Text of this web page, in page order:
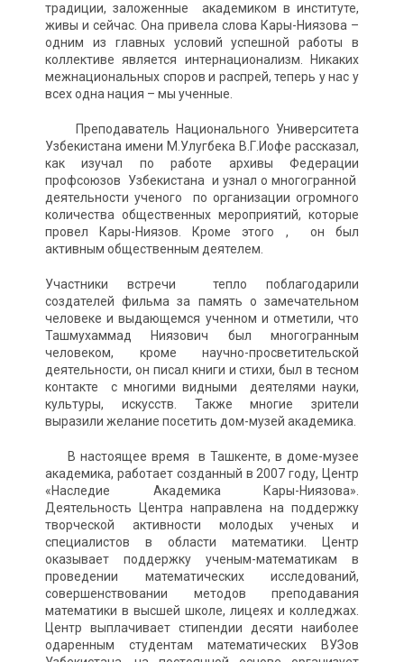
традиции, заложенные академиком в институте,
живы и сейчас. Она привела слова Кары-Ниязова –
одним из главных условий успешной работы в
коллективе является интернационализм. Никаких
межнациональных споров и распрей, теперь у нас у
всех одна нация – мы ученные.
Преподаватель Национального Университета
Узбекистана имени М.Улугбека В.Г.Иофе рассказал,
как изучал по работе архивы Федерации
профсоюзов Узбекистана и узнал о многогранной
деятельности ученого по организации огромного
количества общественных мероприятий, которые
провел Кары-Ниязов. Кроме этого , он был
активным общественным деятелем.
Участники встречи тепло поблагодарили
создателей фильма за память о замечательном
человеке и выдающемся ученном и отметили, что
Ташмухаммад Ниязович был многогранным
человеком, кроме научно-просветительской
деятельности, он писал книги и стихи, был в тесном
контакте с многими видными деятелями науки,
культуры, искусств. Также многие зрители
выразили желание посетить дом-музей академика.
В настоящее время в Ташкенте, в доме-музее
академика, работает созданный в 2007 году, Центр
«Наследие Академика Кары-Ниязова».
Деятельность Центра направлена на поддержку
творческой активности молодых ученых и
специалистов в области математики. Центр
оказывает поддержку ученым-математикам в
проведении математических исследований,
совершенствовании методов преподавания
математики в высшей школе, лицеях и колледжах.
Центр выплачивает стипендии десяти наиболее
одаренным студентам математических ВУЗов